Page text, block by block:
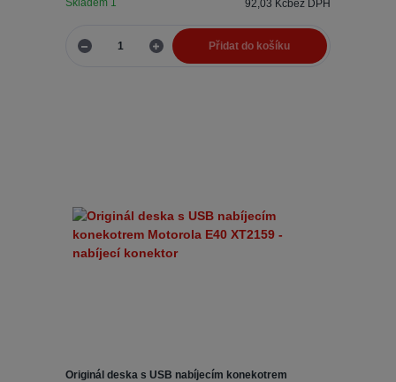
92,03 Kčbez DPH
Přidat do košíku
Originál deska s USB nabíjecím konekotrem